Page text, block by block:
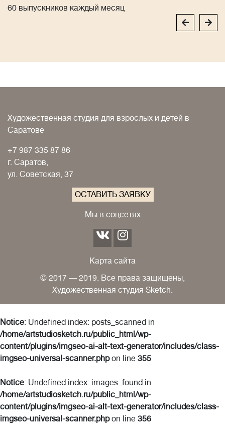
60 выпускников каждый месяц
Художественная студия для взрослых и детей в
Саратове
+7 987 335 87 86
г. Саратов,
ул. Советская, 37
ОСТАВИТЬ ЗАЯВКУ
Мы в соцсетях
Карта сайта
© 2017 — 2019. Все права защищены,
Художественная студия Sketch.
Notice: Undefined index: posts_scanned in
/home/artstudiosketch.ru/public_html/wp-
content/plugins/imgseo-ai-alt-text-generator/includes/class-
imgseo-universal-scanner.phpon line 355
Notice: Undefined index: images_found in
/home/artstudiosketch.ru/public_html/wp-
content/plugins/imgseo-ai-alt-text-generator/includes/class-
imgseo-universal-scanner.phpon line 356